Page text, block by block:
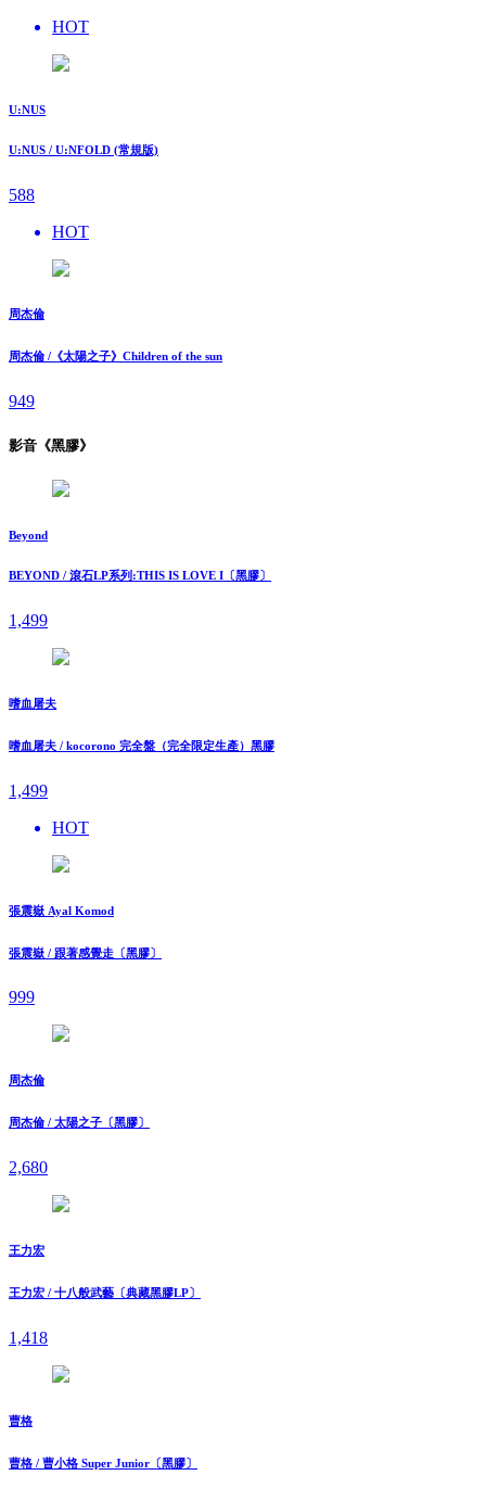
HOT
U:NUS
U:NUS / U:NFOLD (常規版)
588
HOT
周杰倫
周杰倫 /《太陽之子》Children of the sun
949
影音《黑膠》
Beyond
BEYOND / 滾石LP系列:THIS IS LOVE I〔黑膠〕
1,499
嗜血屠夫
嗜血屠夫 / kocorono 完全盤（完全限定生產）黑膠
1,499
HOT
張震嶽 Ayal Komod
張震嶽 / 跟著感覺走〔黑膠〕
999
周杰倫
周杰倫 / 太陽之子〔黑膠〕
2,680
王力宏
王力宏 / 十八般武藝〔典藏黑膠LP〕
1,418
曹格
曹格 / 曹小格 Super Junior〔黑膠〕